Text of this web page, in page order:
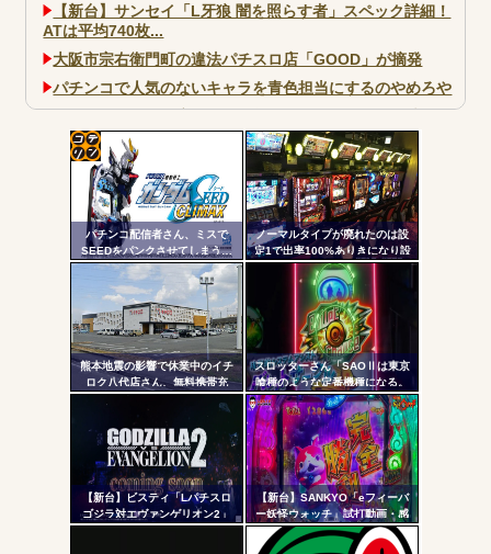
【新台】サンセイ「L牙狼 闇を照らす者」スペック詳細！
ATは平均740枚...
大阪市宗右衛門町の違法パチスロ店「GOOD」が摘発
パチンコで人気のないキャラを青色担当にするのやめろや
「今までありがとう」と...
無職のパチンコカス(22)なんやが、ワイの人生どれくらい
ヤバいか教えて？...
AngelBeats!とかいうクソアニメの思い出ｗｗｗ
Powered by livedoor 相互RSS
パチンコ配信者さん、ミスで
SEEDをパンクさせてしまう…
ノーマルタイプが廃れたのは設
定1で出率100%ありきになり設
定1放置がデフォになったから
熊本地震の影響で休業中のイチ
ロク八代店さん、無料携帯充
スロッターさん「SAOⅡは東京
喰種のような定番機種になる。
ネガティブ要素が無さすぎてズ
ルいレベル」「バレットサーク
ルは唯一無二」
【新台】ビスティ「Lパチスロ
ゴジラ対エヴァンゲリオン2」
【新台】SANKYO「eフィーバ
ー妖怪ウォッチ」試打動画・感
想まとめ！流石にこれは覇権だ
ろ！SSS評価
コテ
リン
- 固
定リ
自動
更新
ツー